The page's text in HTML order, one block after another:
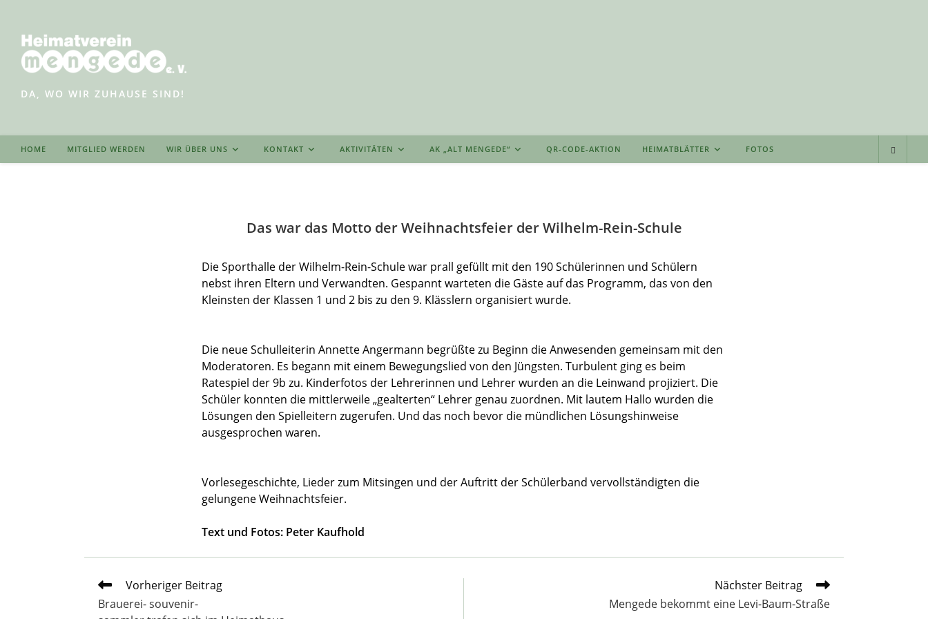
springen
DA, WO WIR ZUHAUSE SIND!
HOME MITGLIED WERDEN WIR ÜBER UNS KONTAKT AKTIVITÄTEN AK „ALT MENGEDE“ QR-CODE-AKTION HEIMATBLÄTTER FOTOS
Das war das Motto der Weihnachtsfeier der Wilhelm-Rein-Schule
Die Sporthalle der Wilhelm-Rein-Schule war prall gefüllt mit den 190 Schülerinnen und Schülern
nebst ihren Eltern und Verwandten. Gespannt warteten die Gäste auf das Programm, das von den
Kleinsten der Klassen 1 und 2 bis zu den 9. Klässlern organisiert wurde.
Die neue Schulleiterin Annette Angermann begrüßte zu Beginn die Anwesenden gemeinsam mit den
Moderatoren. Es begann mit einem Bewegungslied von den Jüngsten. Turbulent ging es beim
Ratespiel der 9b zu. Kinderfotos der Lehrerinnen und Lehrer wurden an die Leinwand projiziert. Die
Schüler konnten die mittlerweile „gealterten“ Lehrer genau zuordnen. Mit lautem Hallo wurden die
Lösungen den Spielleitern zugerufen. Und das noch bevor die mündlichen Lösungshinweise
ausgesprochen waren.
Vorlesegeschichte, Lieder zum Mitsingen und der Auftritt der Schülerband vervollständigten die
gelungene Weihnachtsfeier.
Text und Fotos: Peter Kaufhold
Weitere
Artikel
ansehen
Vorheriger Beitrag
Brauerei- souvenir-
Nächster Beitrag
Mengede bekommt eine Levi-Baum-Straße